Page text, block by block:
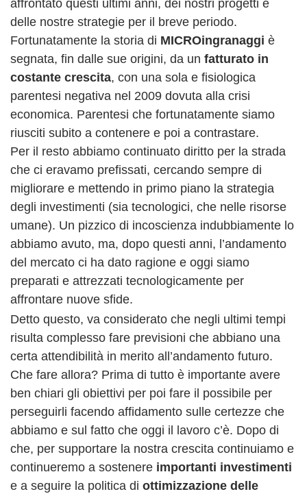
affrontato questi ultimi anni, dei nostri progetti e
delle nostre strategie per il breve periodo.
Fortunatamente la storia di MICROingranaggi è
segnata, fin dalle sue origini, da un fatturato in
costante crescita, con una sola e fisiologica
parentesi negativa nel 2009 dovuta alla crisi
economica. Parentesi che fortunatamente siamo
riusciti subito a contenere e poi a contrastare.
Per il resto abbiamo continuato diritto per la strada
che ci eravamo prefissati, cercando sempre di
migliorare e mettendo in primo piano la strategia
degli investimenti (sia tecnologici, che nelle risorse
umane). Un pizzico di incoscienza indubbiamente lo
abbiamo avuto, ma, dopo questi anni, l’andamento
del mercato ci ha dato ragione e oggi siamo
preparati e attrezzati tecnologicamente per
affrontare nuove sfide.
Detto questo, va considerato che negli ultimi tempi
risulta complesso fare previsioni che abbiano una
certa attendibilità in merito all’andamento futuro.
Che fare allora? Prima di tutto è importante avere
ben chiari gli obiettivi per poi fare il possibile per
perseguirli facendo affidamento sulle certezze che
abbiamo e sul fatto che oggi il lavoro c’è. Dopo di
che, per supportare la nostra crescita continuiamo e
continueremo a sostenere importanti investimenti
e a seguire la politica di ottimizzazione delle